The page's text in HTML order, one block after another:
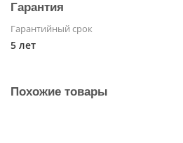
Гарантия
Гарантийный срок
5 лет
Похожие товары